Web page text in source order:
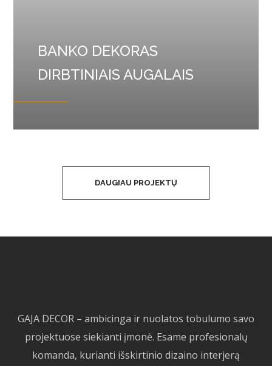
BANKO DEKORAS
DIRBTINIAIS AUGALAIS
DAUGIAU PROJEKTŲ
GAJA DECOR – ambicinga ir nuolatos tobulumo savo
projektuose siekianti įmonė. Esame profesionalų
komanda, kurianti išskirtinio dizaino interjerą